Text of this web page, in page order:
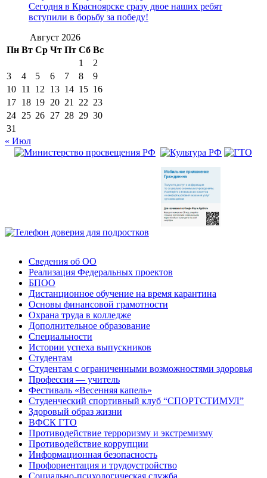
Сегодня в Красноярске сразу двое наших ребят
вступили в борьбу за победу!
Август 2026
Пн Вт Ср Чт Пт Сб Вс
1
2
3
4 5 6 7 8
9
10 11 12 13 14 15 16
17 18 19 20 21 22 23
24 25 26 27 28 29 30
31
« Июл
Сведения об ОО
Реализация Федеральных проектов
БПОО
Дистанционное обучение на время карантина
Основы финансовой грамотности
Охрана труда в колледже
Дополнительное образование
Специальности
Истории успеха выпускников
Студентам
Студентам с ограниченными возможностями здоровья
Профессия — учитель
Фестиваль «Весенняя капель»
Студенческий спортивный клуб “СПОРТСТИМУЛ”
Здоровый образ жизни
ВФСК ГТО
Противодействие терроризму и экстремизму
Противодействие коррупции
Информационная безопасность
Профориентация и трудоустройство
Социально-психологическая служба